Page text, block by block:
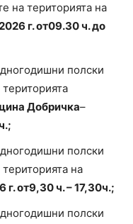
на територията на
г. от09.30 ч. до
полски
Добричка–
полски
на
г. от9,30 ч. – 17,30ч.;
полски